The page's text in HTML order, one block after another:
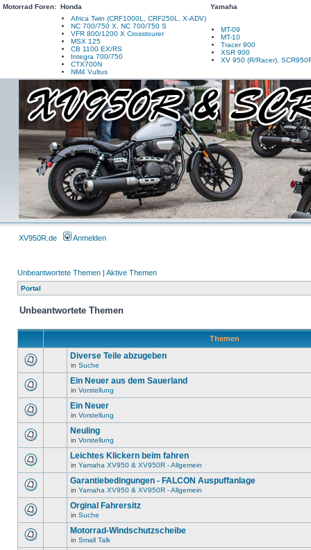
Motorrad Foren: Honda
Yamaha
Africa Twin (CRF1000L, CRF250L, X-ADV)
NC 700/750 X, NC 700/750 S
VFR 800/1200 X Crosstourer
MSX 125
CB 1100 EX/RS
Integra 700/750
CTX700N
NM4 Vultus
MT-09
MT-10
Tracer 900
XSR 900
XV 950 (R/Racer),
XV950R.de Anmelden
Unbeantwortete Themen | Aktive Themen
Portal
Unbeantwortete Themen
Themen
Diverse Teile abzugeben
in Suche
Ein Neuer aus dem Sauerland
in Vorstellung
Ein Neuer
in Vorstellung
Neuling
in Vorstellung
Leichtes Klickern beim fahren
in Yamaha XV950 & XV950R - Allgemein
Garantiebedingungen - FALCON Auspuffanlage
in Yamaha XV950 & XV950R - Allgemein
Orginal Fahrersitz
in Suche
Motorrad-Windschutzscheibe
in Small Talk